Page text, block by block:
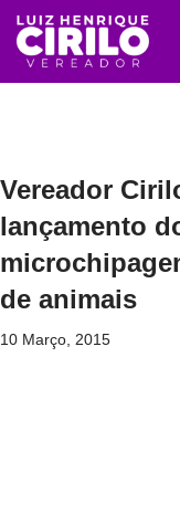
Avançar
para
Vereador
lançamento
de animais
10 Março, 2015